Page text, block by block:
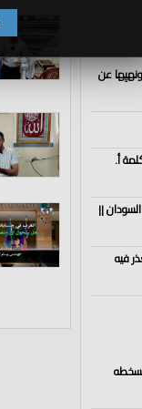
عن
أ.
السودان ||
فيه